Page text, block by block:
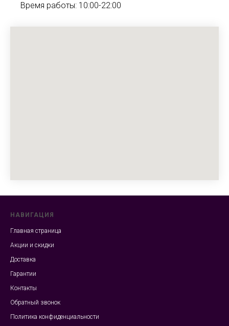
Время работы: 10:00-22:00
НАВИГАЦИЯ
Главная страница
Акции и скидки
Доставка
Гарантии
Контакты
Обратный звонок
Политика конфиденциальности